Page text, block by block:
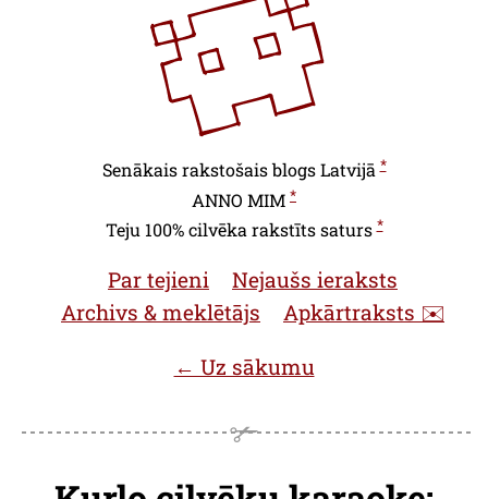
Senākais rakstošais blogs Latvijā*
ANNO MIM *
Teju 100% cilvēka rakstīts saturs*
Par tejieni
Nejaušs ieraksts
Archivs & meklētājs
Apkārtraksts ✉️
← Uz sākumu